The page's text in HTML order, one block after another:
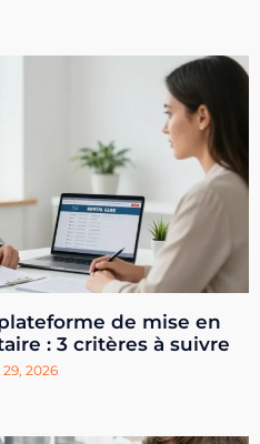
de mise en
: 3 critères à suivre
2026